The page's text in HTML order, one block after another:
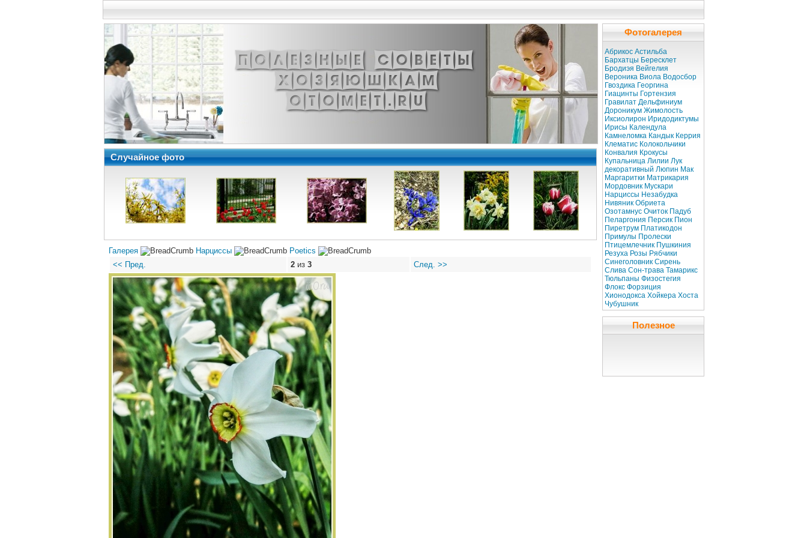
Случайное фото
Галерея Нарциссы
Poetics
<< Пред.
2 из 3 След. >>
Фотогалерея
Абрикос Астильба
Бархатцы Бересклет
Бродиэя Вейгелия
Вероника Виола Водосбор
Гвоздика Георгина
Гиацинты Гортензия
Гравилат Дельфиниум
Дороникум Жимолость
Иксиолирон Иридодиктумы
Ирисы Календула
Камнеломка Кандык Керрия
Клематис Колокольчики
Конвалия Крокусы
Купальница Лилии Лук
декоративный Люпин Мак
Маргаритки Матрикария
Мордовник Мускари
Нарциссы Незабудка
Нивяник Обриета
Озотамнус Очиток Падуб
Пеларгония Персик Пион
Пиретрум Платикодон
Примулы Пролески
Птицемлечник Пушкиния
Резуха Розы Рябчики
Синеголовник Сирень
Слива Сон-трава Тамарикс
Тюльпаны Физостегия
Флокс Форзиция
Хионодокса Хойкера Хоста
Чубушник
Полезное